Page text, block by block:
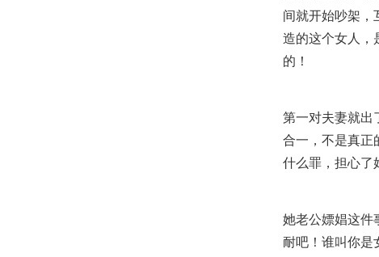
间就开始吵架，
造的这个女人，
的！
第一对夫妻就出
合一，不是真正
什么罪，担心了
她老公嫖娼这件
耐吧！谁叫你是